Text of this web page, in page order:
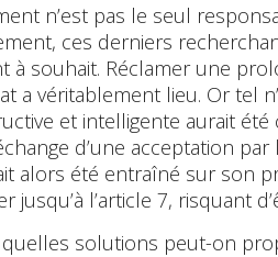
n’est pas le seul
ces derniers
à souhait. Réclamer une
a véritablement lieu. Or tel
et intelligente aurait
d’une acceptation
alors été entraîné sur son
jusqu’à l’article 7, risquant
solutions peut-on